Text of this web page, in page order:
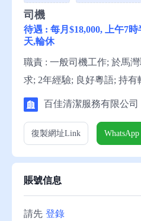
司機
待遇 : 每月$18,000, 上午7
天,輪休
職責 : 一般司機工作; 於馬
求; 2年經驗; 良好粵語; 持
私家車駕駛執照; 具良好駕
遇 : 每月$18,000, 上午7時
百佳清潔服務有限公司
復製網址Link WhatsApp
賬號信息
請先 登錄